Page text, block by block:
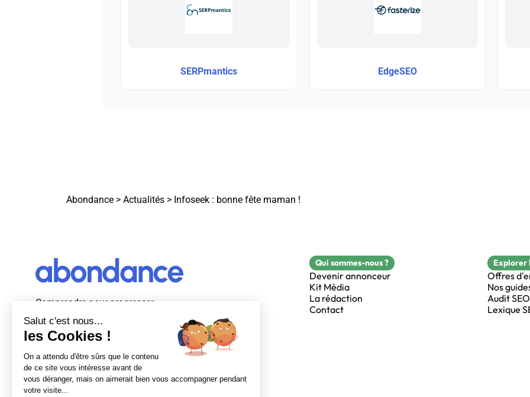
SERPmantics EdgeSEO
Abondance > Actualités > Infoseek : bonne fête maman !
Comprendre pour progresser
Abondance, le premier média d’actualité
autour du SEO et des moteurs de recherche
en France.
Qui sommes-nous ?
Devenir annonceur
Kit Média
La rédaction
Contact
Explorer
Offres
Nos
Audit SEO
Lexique